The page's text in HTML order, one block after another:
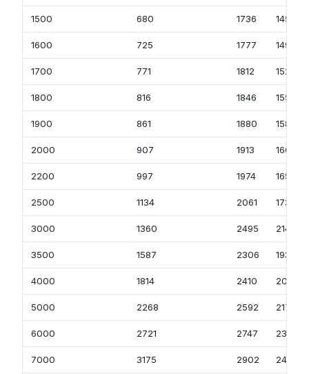
1500 680 1736 1459
1600 725 1777 1494
1700 771 1812 1523
1800 816 1846 1551
1900 861 1880 1580
2000 907 1913 1608
2200 997 1974 1659
2500 1134 2061 1732
3000 1360 2495 2149
3500 1587 2306 1938
4000 1814 2410 2025
5000 2268 2592 2177
6000 2721 2747 2306
7000 3175 2902 2438